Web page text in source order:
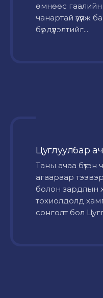
өмнөөс гаалийн
чанартай үзүүлж
бүрдүүлэлтийг...
Цуглуулбар
Таны ачаа бүтэн
агаараар
болон зардлын
тохиолдолд
сонголт бол